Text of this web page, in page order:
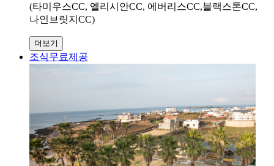
(타미우스CC, 엘리시안CC, 에버리스CC,블랙스톤CC,
나인브릿지CC)
더보기
조식무료제공